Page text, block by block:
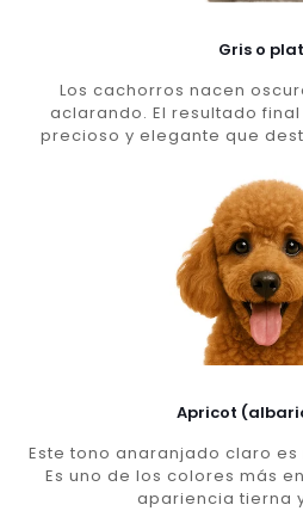
Gris o
Los cachorros nacen
aclarando. El resultado
precioso y elegante que
Apricot
Este tono anaranjado claro
Es uno de los colores más
apariencia tierna